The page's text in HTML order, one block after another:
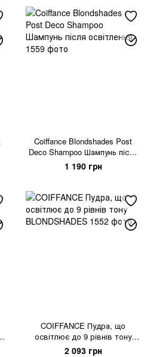
Coiffance Blondshades Post
Deco Shampoo Шампунь після
освітлення
1 190 грн
COIFFANCE Пудра, що
освітлює до 9 рівнів тону
BLONDSHADES
2 093 грн